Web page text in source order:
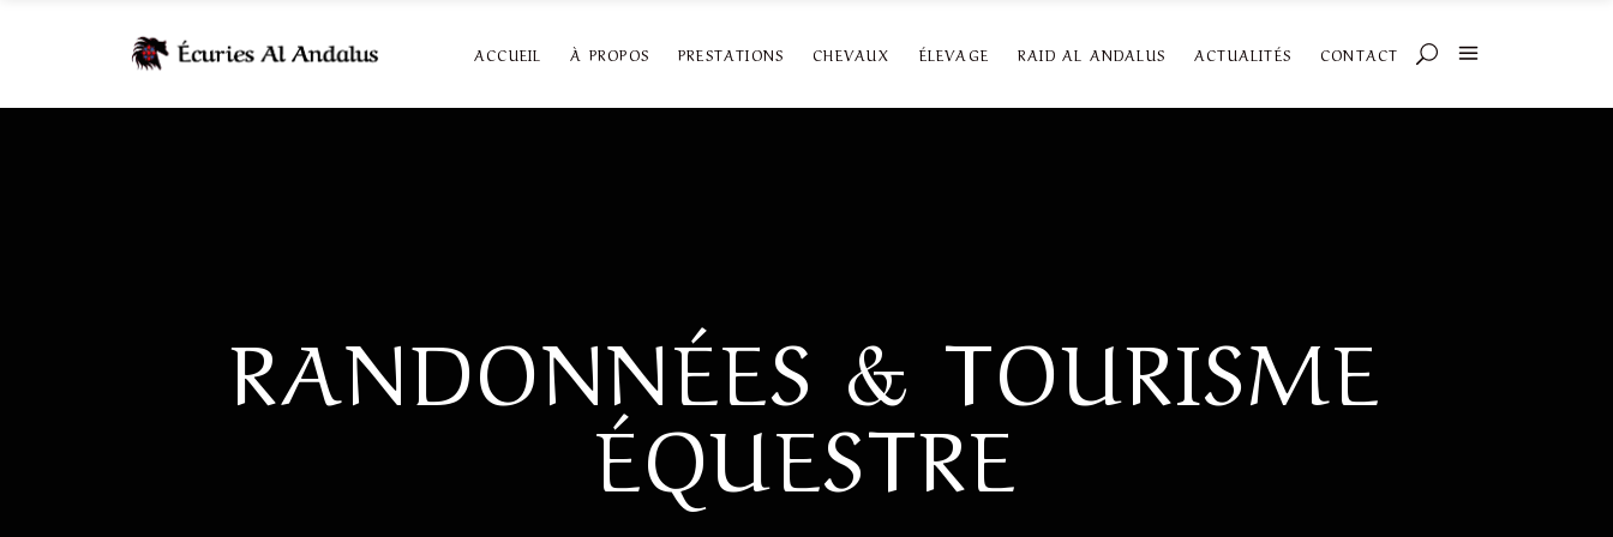
ACCUEIL À PROPOS PRESTATIONS CHEVAUX ÉLEVAGE RAID AL ANDALUS ACTUALITÉS CONTACT
RANDONNÉES & TOURISME
ÉQUESTRE